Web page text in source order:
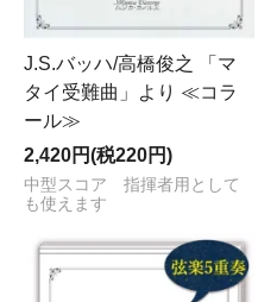
J.S.バッハ/高橋俊之 「マ
タイ受難曲」より ≪コラ
ール≫
2,420円(税220円)
中型スコア 指揮者用として
も使えます